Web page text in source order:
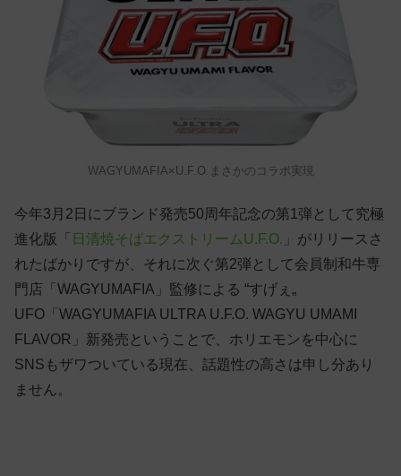
WAGYUMAFIA×U.F.O.まさかのコラボ実現
今年3月2日にブランド発売50周年記念の第1弾として究極
進化版「 日清焼そばエクストリームU.F.O. 」がリリースさ
れたばかりですが、それに次ぐ第2弾として会員制和牛専
門店「WAGYUMAFIA」監修による “すげぇ„
UFO「WAGYUMAFIA ULTRA U.F.O. WAGYU UMAMI
FLAVOR」新発売ということで、ホリエモンを中心に
SNSもザワついている現在、話題性の高さは申し分あり
ません。